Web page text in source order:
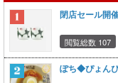
閉店セール開
閲覧総数 107
ぽち◆ぴょん